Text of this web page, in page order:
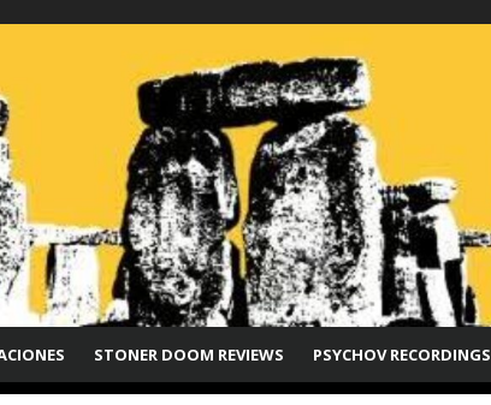
STONER DOOM REVIEWS PSYCHOV RECORDINGS